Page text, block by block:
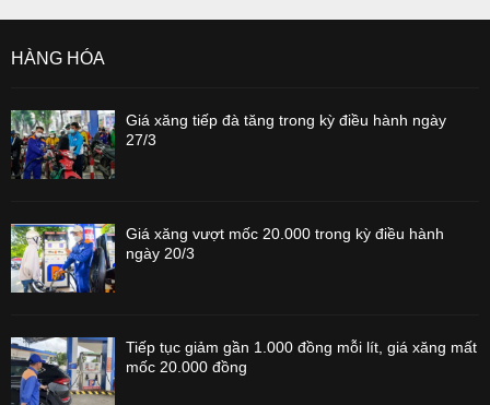
HÀNG HÓA
Giá xăng tiếp đà tăng trong kỳ điều hành ngày
27/3
Giá xăng vượt mốc 20.000 trong kỳ điều hành
ngày 20/3
Tiếp tục giảm gần 1.000 đồng mỗi lít, giá xăng mất
mốc 20.000 đồng